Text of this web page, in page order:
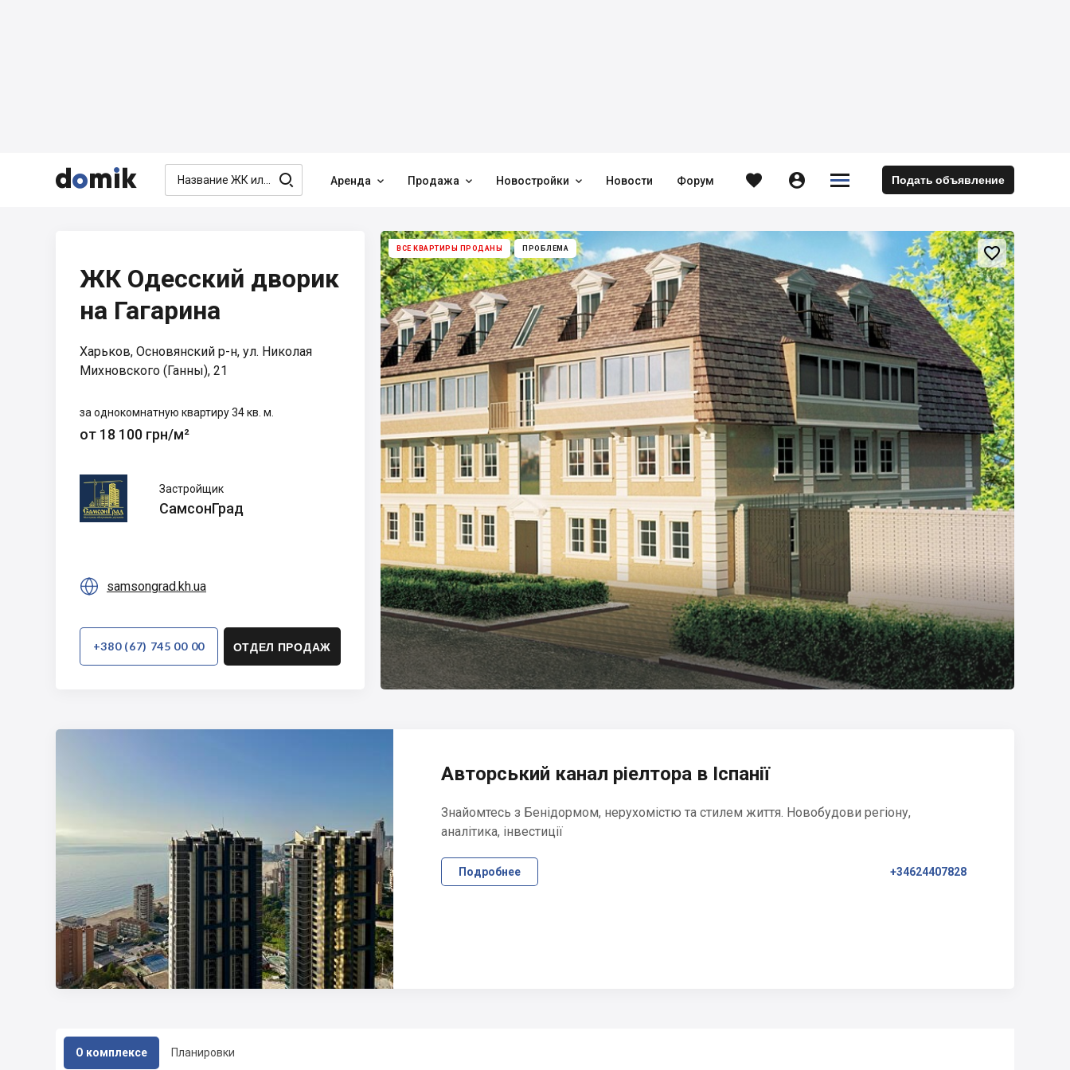


  Аренда  Продажа  Новостройки  Новости Форум   

 Подать объявление
О комплексе Планировки
ВСЕ КВАРТИРЫ ПРОДАНЫ ПРОБЛЕМА 
ЖК Одесский дворик
на Гагарина
Харьков, Основянский р-н, ул. Николая
Михновского (Ганны), 21
за однокомнатную квартиру 34 кв. м.
от 18 100 грн/м²
СамсонГрад
Застройщик
СамсонГрад
 samsongrad.kh.ua
+380 (67) 745 00 00 ОТДЕЛ ПРОДАЖ
Авторський канал ріелтора в Іспанії
Знайомтесь з Бенідормом, нерухомістю та стилем життя. Новобудови регіону,
аналітика, інвестиції
Подробнее +34624407828